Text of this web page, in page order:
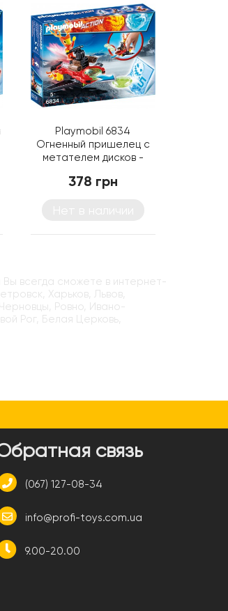
Playmobil 6834
Огненный пришелец с
метателем дисков -
378 грн
всегда сможете в интернет-
Харьков, Львов,
Ровно, Ивано-
Рог, Белая Церковь,
связь
(067) 127-08-34
info@profi-toys.com.ua
9.00-20.00